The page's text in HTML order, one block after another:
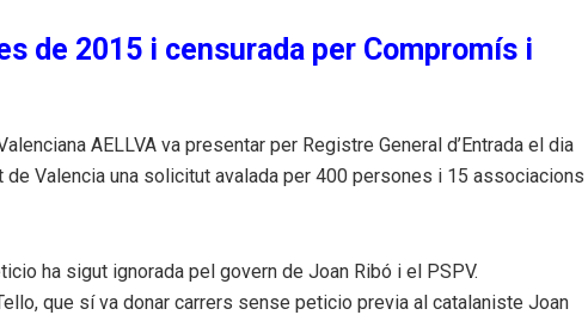
de 2015 i censurada per Compromís i
AELLVA va presentar per Registre General d’Entrada el dia
de Valencia una solicitut avalada per 400 persones i 15 associacions
ha sigut ignorada pel govern de Joan Ribó i el PSPV.
que sí va donar carrers sense peticio previa al catalaniste Joan